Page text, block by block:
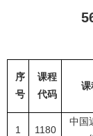
序
号
课程
代码
课
1 1180
中国